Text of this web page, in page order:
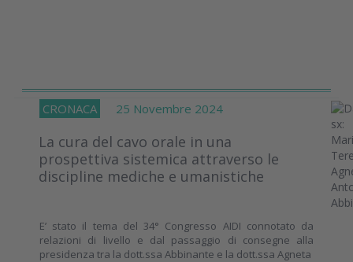
CRONACA 25 Novembre 2024
La cura del cavo orale in una
prospettiva sistemica attraverso le
discipline mediche e umanistiche
E’ stato il tema del 34° Congresso AIDI connotato da
relazioni di livello e dal passaggio di consegne alla
presidenza tra la dott.ssa Abbinante e la dott.ssa Agneta